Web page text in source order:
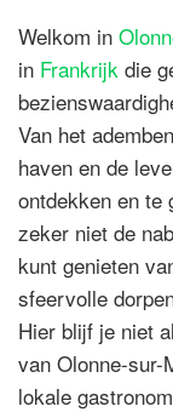
Welkom in
in Frankrijk die
Van het
haven en de
ontdekken en te
zeker niet de
kunt genieten
sfeervolle
Hier blijf je niet
van Olonne-sur-
lokale